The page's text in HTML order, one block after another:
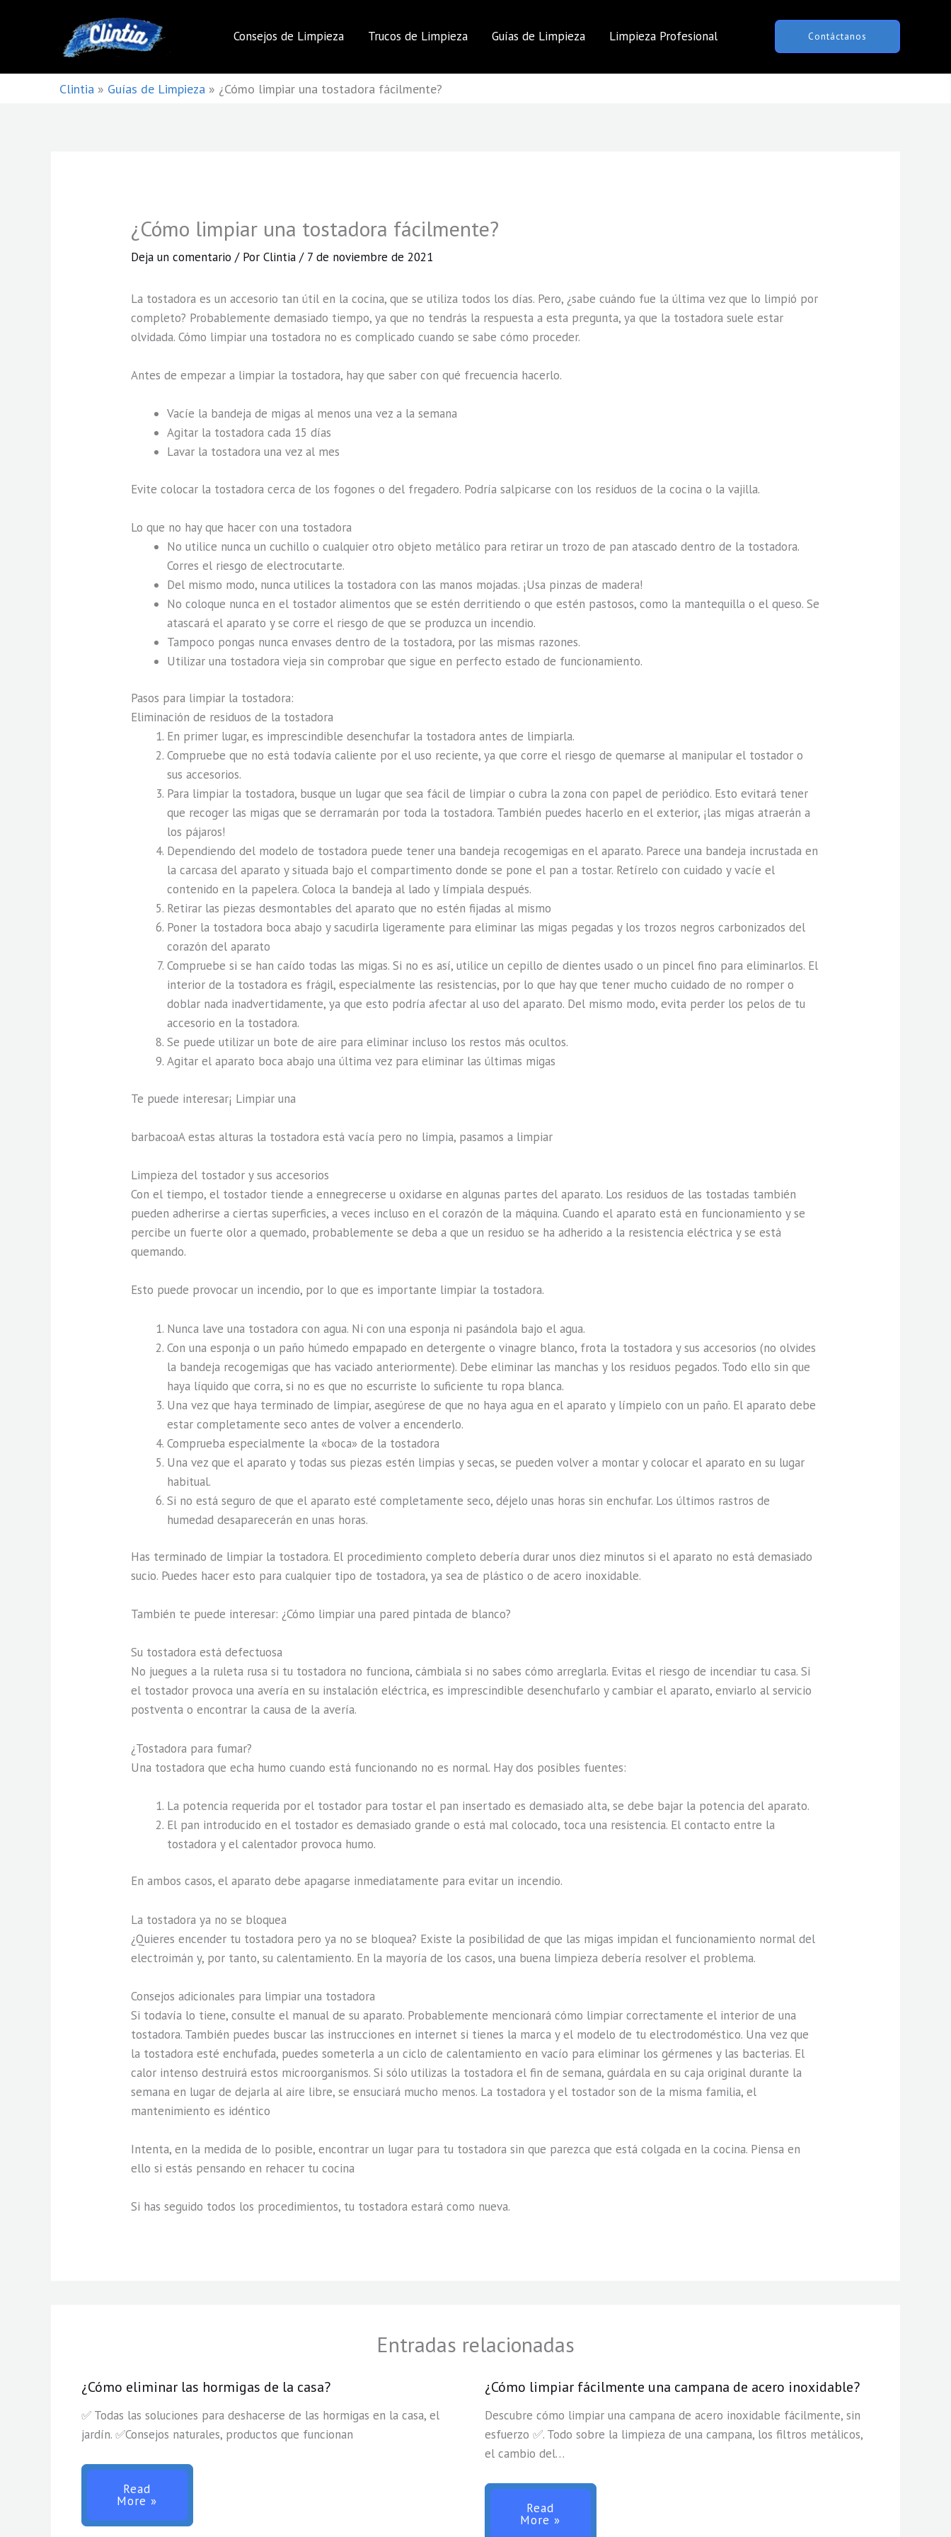
Consejos de Limpieza Trucos de Limpieza Guías de Limpieza Limpieza Profesional Contáctanos
Clintia » Guías de Limpieza » ¿Cómo limpiar una tostadora fácilmente?
¿Cómo limpiar una tostadora fácilmente?
Deja un comentario / PorClintia/ 7 de noviembre de 2021
La tostadora es un accesorio tan útil en la cocina, que se utiliza todos los días. Pero, ¿sabe cuándo fue la última vez que lo limpió por
completo? Probablemente demasiado tiempo, ya que no tendrás la respuesta a esta pregunta, ya que la tostadora suele estar
olvidada. Cómo limpiar una tostadora no es complicado cuando se sabe cómo proceder.
Antes de empezar a limpiar la tostadora, hay que saber con qué frecuencia hacerlo.
Vacíe la bandeja de migas al menos una vez a la semana
Agitar la tostadora cada 15 días
Lavar la tostadora una vez al mes
Evite colocar la tostadora cerca de los fogones o del fregadero. Podría salpicarse con los residuos de la cocina o la vajilla.
Lo que no hay que hacer con una tostadora
No utilice nunca un cuchillo o cualquier otro objeto metálico para retirar un trozo de pan atascado dentro de la tostadora.
Corres el riesgo de electrocutarte.
Del mismo modo, nunca utilices la tostadora con las manos mojadas. ¡Usa pinzas de madera!
No coloque nunca en el tostador alimentos que se estén derritiendo o que estén pastosos, como la mantequilla o el queso. Se
atascará el aparato y se corre el riesgo de que se produzca un incendio.
Tampoco pongas nunca envases dentro de la tostadora, por las mismas razones.
Utilizar una tostadora vieja sin comprobar que sigue en perfecto estado de funcionamiento.
Pasos para limpiar la tostadora:
Eliminación de residuos de la tostadora
En primer lugar, es imprescindible desenchufar la tostadora antes de limpiarla.
Compruebe que no está todavía caliente por el uso reciente, ya que corre el riesgo de quemarse al manipular el tostador o
sus accesorios.
Para limpiar la tostadora, busque un lugar que sea fácil de limpiar o cubra la zona con papel de periódico. Esto evitará tener
que recoger las migas que se derramarán por toda la tostadora. También puedes hacerlo en el exterior, ¡las migas atraerán a
los pájaros!
Dependiendo del modelo de tostadora puede tener una bandeja recogemigas en el aparato. Parece una bandeja incrustada en
la carcasa del aparato y situada bajo el compartimento donde se pone el pan a tostar. Retírelo con cuidado y vacíe el
contenido en la papelera. Coloca la bandeja al lado y límpiala después.
Retirar las piezas desmontables del aparato que no estén fijadas al mismo
Poner la tostadora boca abajo y sacudirla ligeramente para eliminar las migas pegadas y los trozos negros carbonizados del
corazón del aparato
Compruebe si se han caído todas las migas. Si no es así, utilice un cepillo de dientes usado o un pincel fino para eliminarlos. El
interior de la tostadora es frágil, especialmente las resistencias, por lo que hay que tener mucho cuidado de no romper o
doblar nada inadvertidamente, ya que esto podría afectar al uso del aparato. Del mismo modo, evita perder los pelos de tu
accesorio en la tostadora.
Se puede utilizar un bote de aire para eliminar incluso los restos más ocultos.
Agitar el aparato boca abajo una última vez para eliminar las últimas migas
Te puede interesar¡ Limpiar una
barbacoaA estas alturas la tostadora está vacía pero no limpia, pasamos a limpiar
Limpieza del tostador y sus accesorios
Con el tiempo, el tostador tiende a ennegrecerse u oxidarse en algunas partes del aparato. Los residuos de las tostadas también
pueden adherirse a ciertas superficies, a veces incluso en el corazón de la máquina. Cuando el aparato está en funcionamiento y se
percibe un fuerte olor a quemado, probablemente se deba a que un residuo se ha adherido a la resistencia eléctrica y se está
quemando.
Esto puede provocar un incendio, por lo que es importante limpiar la tostadora.
Nunca lave una tostadora con agua. Ni con una esponja ni pasándola bajo el agua.
Con una esponja o un paño húmedo empapado en detergente o vinagre blanco, frota la tostadora y sus accesorios (no olvides
la bandeja recogemigas que has vaciado anteriormente). Debe eliminar las manchas y los residuos pegados. Todo ello sin que
haya líquido que corra, si no es que no escurriste lo suficiente tu ropa blanca.
Una vez que haya terminado de limpiar, asegúrese de que no haya agua en el aparato y límpielo con un paño. El aparato debe
estar completamente seco antes de volver a encenderlo.
Comprueba especialmente la «boca» de la tostadora
Una vez que el aparato y todas sus piezas estén limpias y secas, se pueden volver a montar y colocar el aparato en su lugar
habitual.
Si no está seguro de que el aparato esté completamente seco, déjelo unas horas sin enchufar. Los últimos rastros de
humedad desaparecerán en unas horas.
Has terminado de limpiar la tostadora. El procedimiento completo debería durar unos diez minutos si el aparato no está demasiado
sucio. Puedes hacer esto para cualquier tipo de tostadora, ya sea de plástico o de acero inoxidable.
También te puede interesar: ¿Cómo limpiar una pared pintada de blanco?
Su tostadora está defectuosa
No juegues a la ruleta rusa si tu tostadora no funciona, cámbiala si no sabes cómo arreglarla. Evitas el riesgo de incendiar tu casa. Si
el tostador provoca una avería en su instalación eléctrica, es imprescindible desenchufarlo y cambiar el aparato, enviarlo al servicio
postventa o encontrar la causa de la avería.
¿Tostadora para fumar?
Una tostadora que echa humo cuando está funcionando no es normal. Hay dos posibles fuentes:
La potencia requerida por el tostador para tostar el pan insertado es demasiado alta, se debe bajar la potencia del aparato.
El pan introducido en el tostador es demasiado grande o está mal colocado, toca una resistencia. El contacto entre la
tostadora y el calentador provoca humo.
En ambos casos, el aparato debe apagarse inmediatamente para evitar un incendio.
La tostadora ya no se bloquea
¿Quieres encender tu tostadora pero ya no se bloquea? Existe la posibilidad de que las migas impidan el funcionamiento normal del
electroimán y, por tanto, su calentamiento. En la mayoría de los casos, una buena limpieza debería resolver el problema.
Consejos adicionales para limpiar una tostadora
Si todavía lo tiene, consulte el manual de su aparato. Probablemente mencionará cómo limpiar correctamente el interior de una
tostadora. También puedes buscar las instrucciones en internet si tienes la marca y el modelo de tu electrodoméstico. Una vez que
la tostadora esté enchufada, puedes someterla a un ciclo de calentamiento en vacío para eliminar los gérmenes y las bacterias. El
calor intenso destruirá estos microorganismos. Si sólo utilizas la tostadora el fin de semana, guárdala en su caja original durante la
semana en lugar de dejarla al aire libre, se ensuciará mucho menos. La tostadora y el tostador son de la misma familia, el
mantenimiento es idéntico
Intenta, en la medida de lo posible, encontrar un lugar para tu tostadora sin que parezca que está colgada en la cocina. Piensa en
ello si estás pensando en rehacer tu cocina
Si has seguido todos los procedimientos, tu tostadora estará como nueva.
Entradas relacionadas
¿Cómo eliminar las hormigas de la casa?
✅ Todas las soluciones para deshacerse de las hormigas en la casa, el
jardín. ✅Consejos naturales, productos que funcionan
Read
More »
¿Cómo limpiar fácilmente una campana de acero inoxidable?
Descubre cómo limpiar una campana de acero inoxidable fácilmente, sin
esfuerzo ✅. Todo sobre la limpieza de una campana, los filtros metálicos,
el cambio del…
Read
More »